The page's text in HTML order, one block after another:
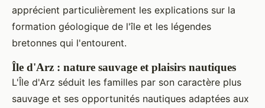
apprécient particulièrement les explications sur la
formation géologique de l'île et les légendes
bretonnes qui l'entourent.
Île d'Arz : nature sauvage et plaisirs nautiques
L'Île d'Arz séduit les familles par son caractère plus
sauvage et ses opportunités nautiques adaptées aux